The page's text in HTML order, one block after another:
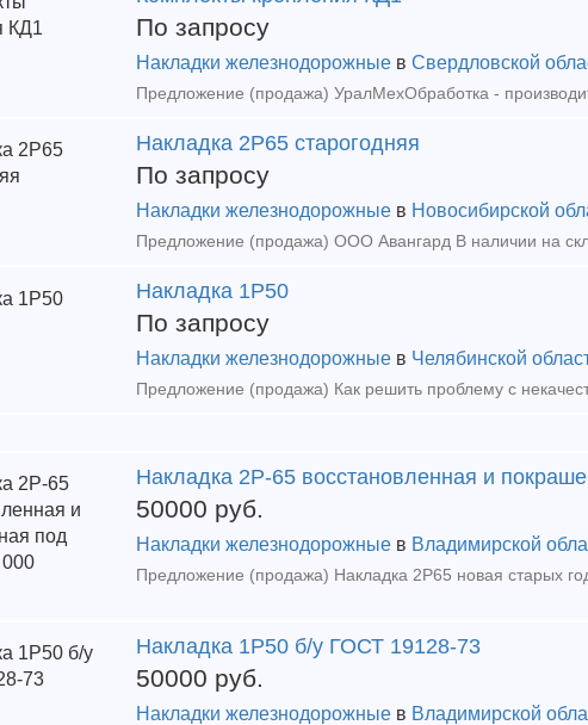
По запросу
Накладки железнодорожные в Свердловской
Накладка 2Р65 старогодняя
По запросу
Накладки железнодорожные в Новосибирской
Накладка 1Р50
По запросу
Накладки железнодорожные в Челябинской
Накладка 2Р-65 восстановленная и
50000 руб.
Накладки железнодорожные в Владимирской
Накладка 1Р50 б/у ГОСТ 19128-73
50000 руб.
Накладки железнодорожные в Владимирской